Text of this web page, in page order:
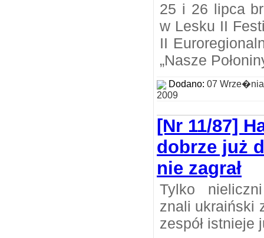
25 i 26 lipca
w Lesku II
II
„Nasze
Dodano: 07 Wrze�nia
2009
[Nr 11/87]
dobrze już
nie zagrał
Tylko
znali ukraiński
zespół istnieje